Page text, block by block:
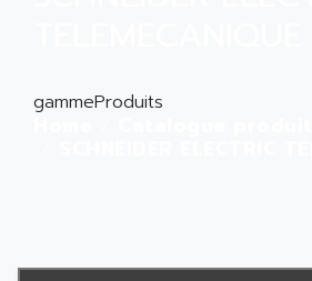
gammeProduits